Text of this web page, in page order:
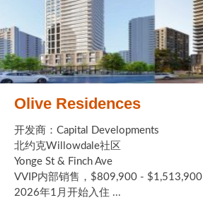
Olive Residences
开发商：Capital Developments
北约克Willowdale社区
Yonge St & Finch Ave
VVIP内部销售，$809,900 - $1,513,900
2026年1月开始入住 ...